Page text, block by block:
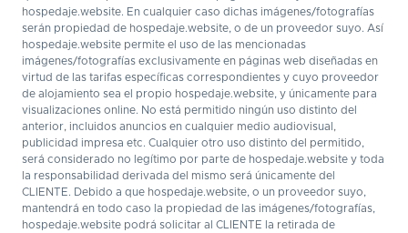
hospedaje.website. En cualquier caso dichas imágenes/fotografías
serán propiedad de hospedaje.website, o de un proveedor suyo. Así
hospedaje.website permite el uso de las mencionadas
imágenes/fotografías exclusivamente en páginas web diseñadas en
virtud de las tarifas específicas correspondientes y cuyo proveedor
de alojamiento sea el propio hospedaje.website, y únicamente para
visualizaciones online. No está permitido ningún uso distinto del
anterior, incluidos anuncios en cualquier medio audiovisual,
publicidad impresa etc. Cualquier otro uso distinto del permitido,
será considerado no legítimo por parte de hospedaje.website y toda
la responsabilidad derivada del mismo será únicamente del
CLIENTE. Debido a que hospedaje.website, o un proveedor suyo,
mantendrá en todo caso la propiedad de las imágenes/fotografías,
hospedaje.website podrá solicitar al CLIENTE la retirada de